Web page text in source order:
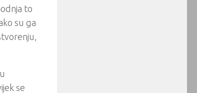
to
su ga
se